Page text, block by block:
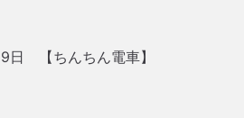
日 【ちんちん電車】